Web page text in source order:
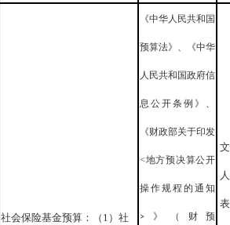
社会保险基金预算：（1）社
《中华人民共和国
预算法》、《中华
人民共和国政府信
息公开条例》、
《财政部关于印发
<地方预决算公开
操作规程的通知
> 》（财预